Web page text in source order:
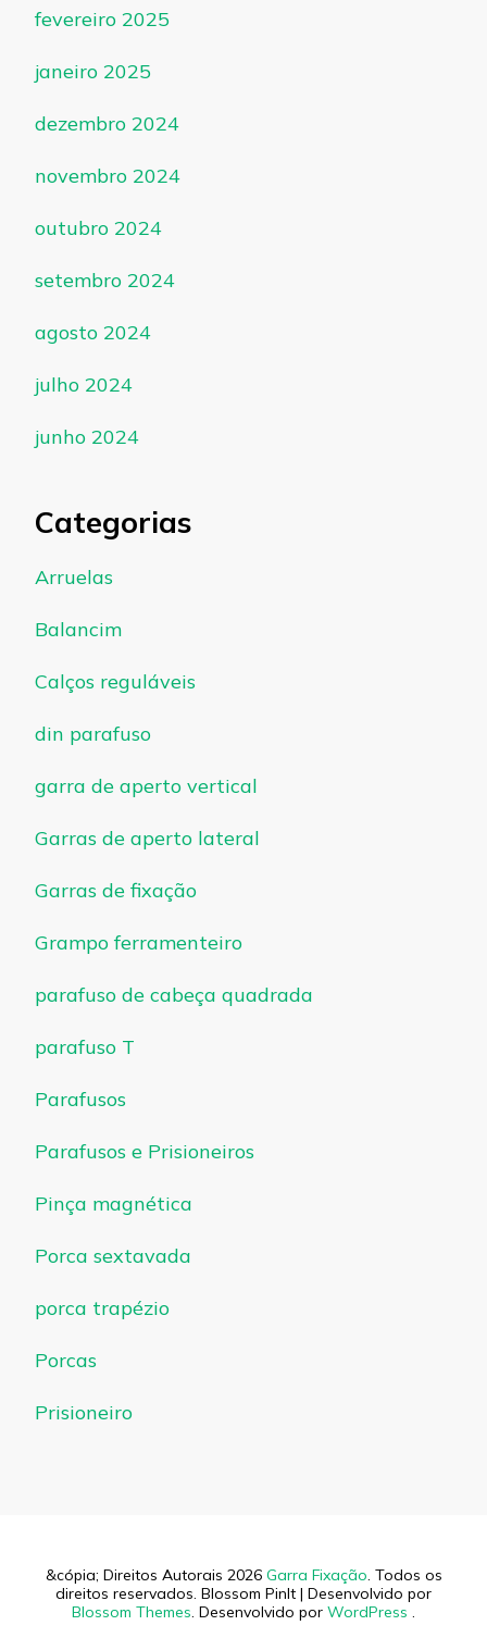
fevereiro 2025
janeiro 2025
dezembro 2024
novembro 2024
outubro 2024
setembro 2024
agosto 2024
julho 2024
junho 2024
Categorias
Arruelas
Balancim
Calços reguláveis
din parafuso
garra de aperto vertical
Garras de aperto lateral
Garras de fixação
Grampo ferramenteiro
parafuso de cabeça quadrada
parafuso T
Parafusos
Parafusos e Prisioneiros
Pinça magnética
Porca sextavada
porca trapézio
Porcas
Prisioneiro
&cópia; Direitos Autorais 2026 Garra Fixação. Todos os
direitos reservados. Blossom PinIt | Desenvolvido por
Blossom Themes. Desenvolvido por WordPress .